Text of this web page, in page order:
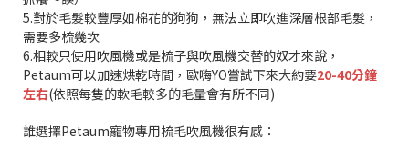
5.對於毛髮較豐厚如棉花的狗狗，無法立即吹進深層根部毛髮，
需要多梳幾次
6.相較只使用吹風機或是梳子與吹風機交替的奴才來說，
Petaum可以加速烘乾時間，歐嗨YO嘗試下來大約要20-40分鐘
左右(依照每隻的軟毛較多的毛量會有所不同)
誰選擇Petaum寵物專用梳毛吹風機很有感：